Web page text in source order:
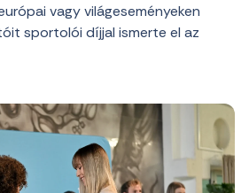
vagy világeseményeken
sportolói díjjal ismerte el az